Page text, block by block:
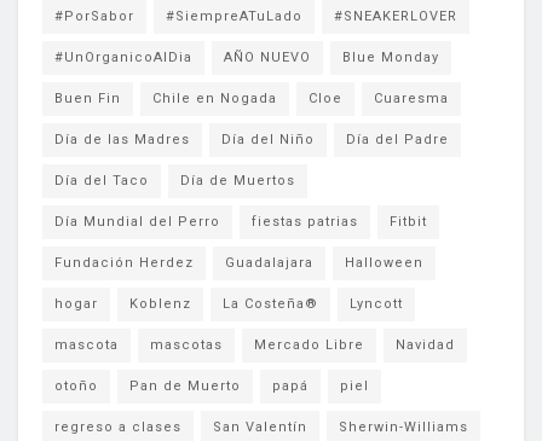
#PorSabor #SiempreATuLado #SNEAKERLOVER
#UnOrganicoAlDia AÑO NUEVO Blue Monday
Buen Fin Chile en Nogada Cloe Cuaresma
Día de las Madres Día del Niño Día del Padre
Día del Taco Día de Muertos
Día Mundial del Perro fiestas patrias Fitbit
Fundación Herdez Guadalajara Halloween
hogar Koblenz La Costeña® Lyncott
mascota mascotas Mercado Libre Navidad
otoño Pan de Muerto papá piel
regreso a clases San Valentín Sherwin-Williams